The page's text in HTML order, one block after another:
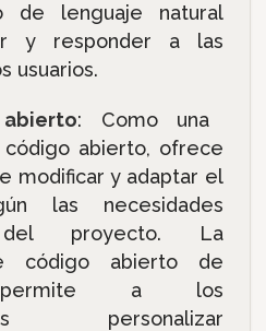
de lenguaje natural
y responder a las
usuarios.
: Como una
abierto, ofrece
modificar y adaptar el
las necesidades
del proyecto. La
código abierto de
permite a los
personalizar